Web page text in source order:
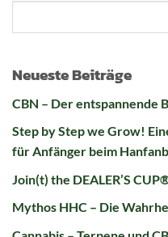
Neueste Beiträge
CBN – Der entspannende
Step by Step we Grow!
für Anfänger beim
Join(t) the DEALER’S
Mythos HHC – Die